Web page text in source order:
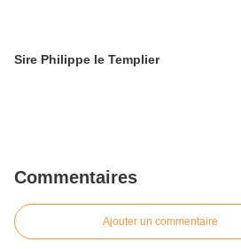
Sire Philippe le Templier
Commentaires
Ajouter un commentaire